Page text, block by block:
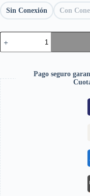
Sin Conexión Con
Pago seguro